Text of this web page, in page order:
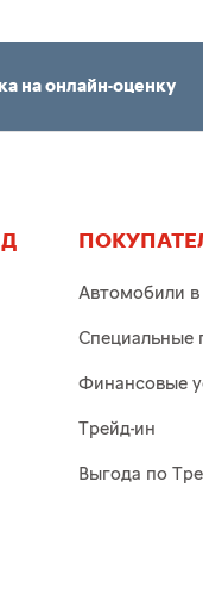
на онлайн-оценку
Автомобили в
Специальные
Финансовые
Трейд-ин
Выгода по